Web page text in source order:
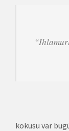
kokusu var